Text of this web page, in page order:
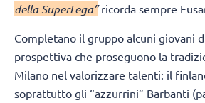
della SuperLega”ricorda sempre
Completano il gruppo alcuni giovani
prospettiva che proseguono la
Milano nel valorizzare talenti: il
soprattutto gli “azzurrini” Barbanti